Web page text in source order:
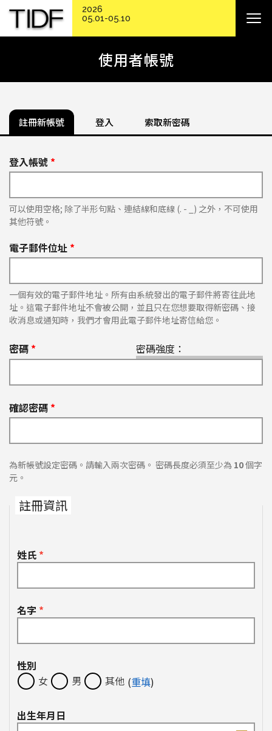
使用者帳號
註冊新帳號 登入 索取新密碼
登入帳號 *
可以使用空格; 除了半形句點、連結線和底線 (. - _) 之外，不可使用
其他符號。
電子郵件位址 *
一個有效的電子郵件地址。所有由系統發出的電子郵件將寄往此地
址。這電子郵件地址不會被公開，並且只在您想要取得新密碼、接
收消息或通知時，我們才會用此電子郵件地址寄信給您。
密碼強度：
密碼 *
確認密碼 *
為新帳號設定密碼。請輸入兩次密碼。 密碼長度必須至少為 10個字
元。
註冊資訊
姓氏 *
名字 *
性別
女
男 其他 (重填)
出生年月日
2026
05.01-05.10